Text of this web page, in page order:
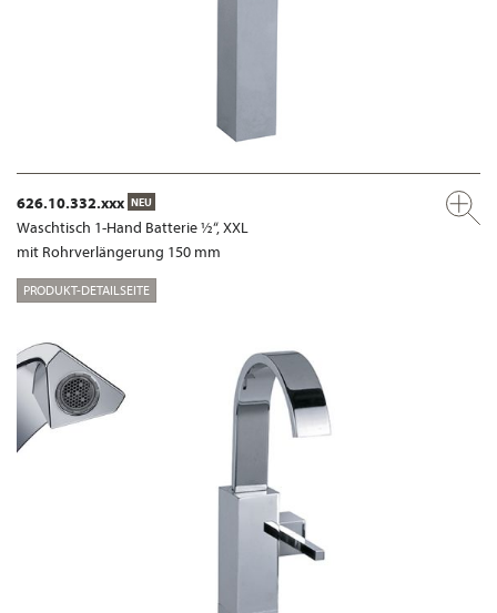
626.10.332.xxx NEU
Waschtisch 1-Hand Batterie ½“, XXL
mit Rohrverlängerung 150 mm
PRODUKT-DETAILSEITE